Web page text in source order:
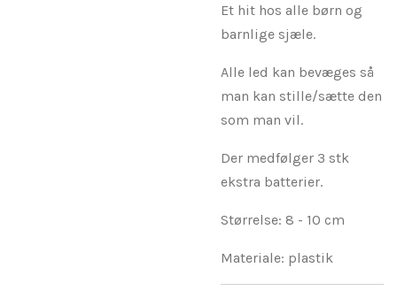
Et hit hos alle børn og
barnlige sjæle.
Alle led kan bevæges så
man kan stille/sætte den
som man vil.
Der medfølger 3 stk
ekstra batterier.
Størrelse: 8 - 10 cm
Materiale: plastik